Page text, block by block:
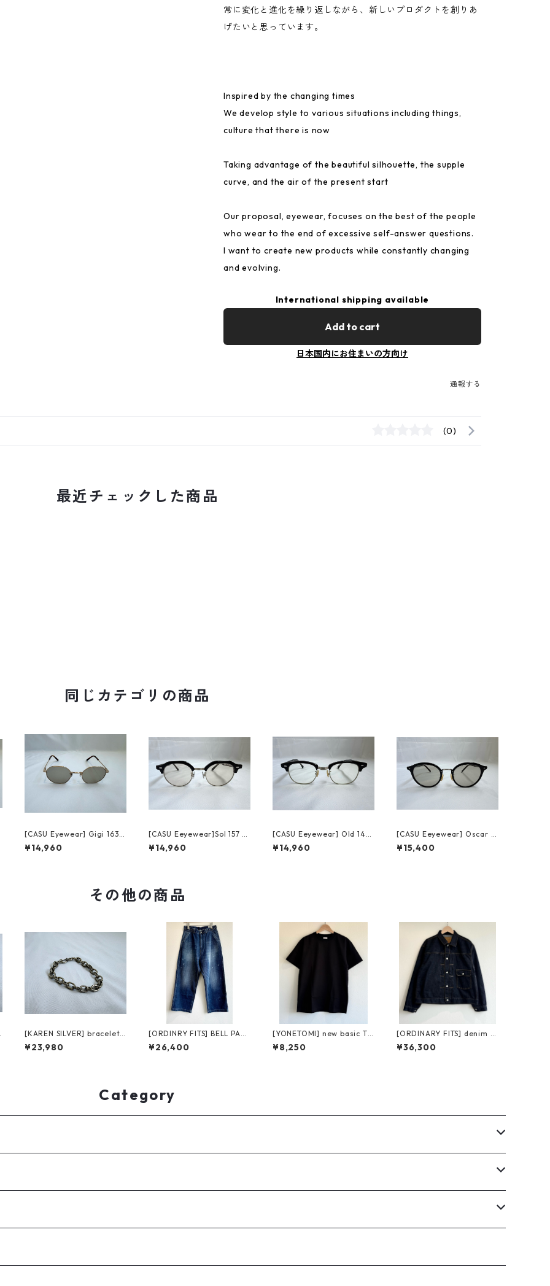
常に変化と進化を繰り返しながら、新しいプロダクトを創りあ
げたいと思っています。
Inspired by the changing times
We develop style to various situations including things,
culture that there is now
Taking advantage of the beautiful silhouette, the supple
curve, and the air of the present start
Our proposal, eyewear, focuses on the best of the people
who wear to the end of excessive self-answer questions.
I want to create new products while constantly changing
and evolving.
International shipping available
Add to cart
日本国内にお住まいの方向け
通報する
(0)
最近チェックした商品
同じカテゴリの商品
[CASU Eyewear] Gigi 163
gold キャス アイウェア ジ
ジ
¥14,960
[CASU Eeyewear]Sol 157 bl
ack/silver キャスアイウェ
ア ソル (sun)
¥14,960
[CASU Eeyewear] Old 148
black/silver キャスアイウェ
ア オールド
¥14,960
[CASU Eeyewear] Oscar 1
33 black/silver キャスアイ
ウェア オスカー
¥15,400
その他の商品
[KAREN SILVER] bracelet1
8 カレンシルバー ブレスレ
ット 20cm
¥23,980
[ORDINRY FITS] BELL PANT
S オーディナリーフィッツ
ベルパンツ 180-325 ライト
¥26,400
[YONETOMI] new basic T-
shirt (short sleeve) black
ヨネトミ ニューベーシック
¥8,250
[ORDINARY FITS] denim ty
pe 1st one wash オーディ
ナリーフィッツ デニムタイ
¥36,300
Category